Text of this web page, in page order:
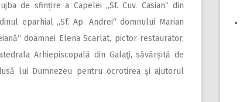
de sfințire a Capelei ,,Sf. Cuv. Casian“ din
eparhial „Sf. Ap. Andrei“ domnului Marian
doamnei Elena Scarlat, pictor‑restaurator,
Arhiepiscopală din Galaţi, săvărșită de
lui Dumnezeu pentru ocrotirea şi ajutorul